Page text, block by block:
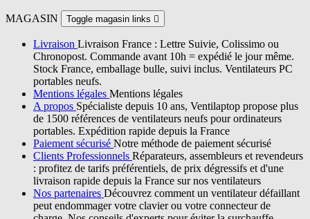
MAGASIN Toggle magasin links 
Livraison Livraison France : Lettre Suivie, Colissimo ou
Chronopost. Commande avant 10h = expédié le jour même.
Stock France, emballage bulle, suivi inclus. Ventilateurs PC
portables neufs.
Mentions légales Mentions légales
A propos Spécialiste depuis 10 ans, Ventilaptop propose plus
de 1500 références de ventilateurs neufs pour ordinateurs
portables. Expédition rapide depuis la France
Paiement sécurisé Notre méthode de paiement sécurisé
Clients Professionnels Réparateurs, assembleurs et revendeurs
: profitez de tarifs préférentiels, de prix dégressifs et d'une
livraison rapide depuis la France sur nos ventilateurs
Nos partenaires Découvrez comment un ventilateur défaillant
peut endommager votre clavier ou votre connecteur de